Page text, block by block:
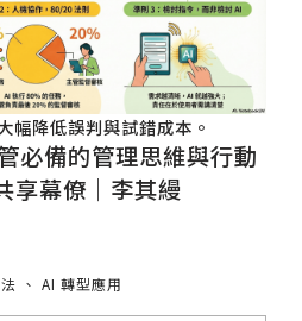
幅降低誤判與試錯成本。
必備的管理思維與行動
享幕僚｜李其縵
AI 轉型應用